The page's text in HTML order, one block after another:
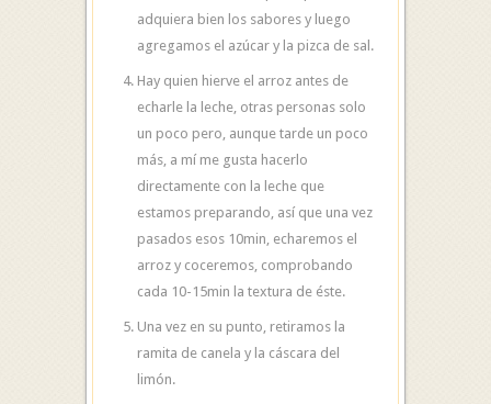
adquiera bien los sabores y luego
agregamos el azúcar y la pizca de sal.
Hay quien hierve el arroz antes de
echarle la leche, otras personas solo
un poco pero, aunque tarde un poco
más, a mí me gusta hacerlo
directamente con la leche que
estamos preparando, así que una vez
pasados esos 10min, echaremos el
arroz y coceremos, comprobando
cada 10-15min la textura de éste.
Una vez en su punto, retiramos la
ramita de canela y la cáscara del
limón.